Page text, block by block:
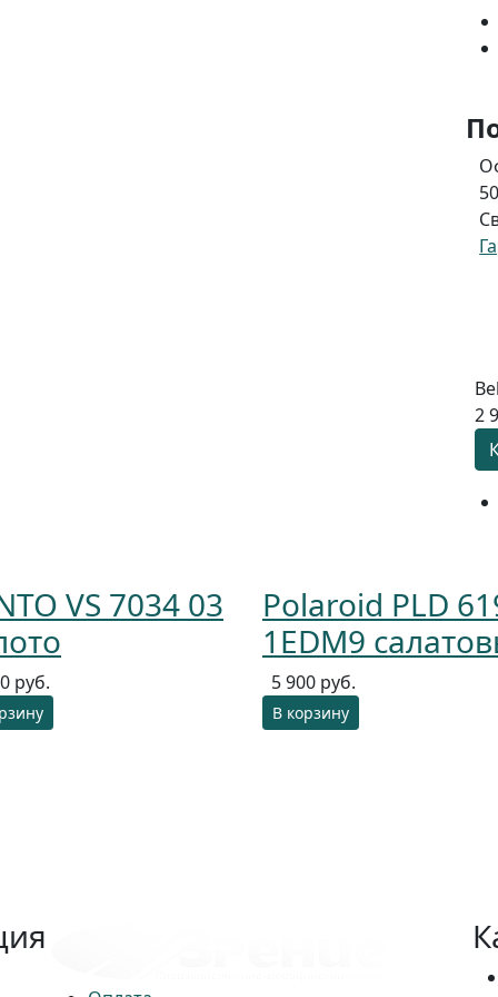
2
VS 7034 03
руб.
Polaroid PLD
1EDM9
5 900 руб.
В корзину